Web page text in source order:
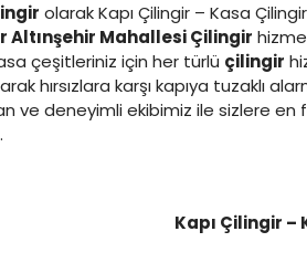
olarak Kapı Çilingir – Kasa
Altınşehir Mahallesi Çilingir
çeşitleriniz için her türlü çilingir
hırsızlara karşı kapıya tuzaklı
ve deneyimli ekibimiz ile sizlere
Kapı Çilingir –